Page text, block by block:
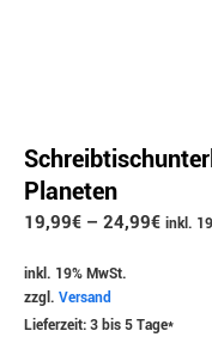
Planeten
19,99€ – 24,99€ inkl.
inkl. 19% MwSt.
zzgl. Versand
Lieferzeit: 3 bis 5 Tage*